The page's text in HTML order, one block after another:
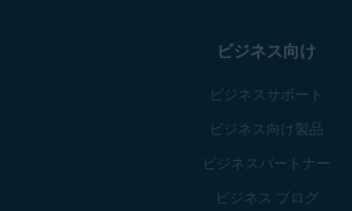
ビジネス向け
ビジネスサポート
ビジネス向け製品
ビジネスパートナー
ビジネス ブログ